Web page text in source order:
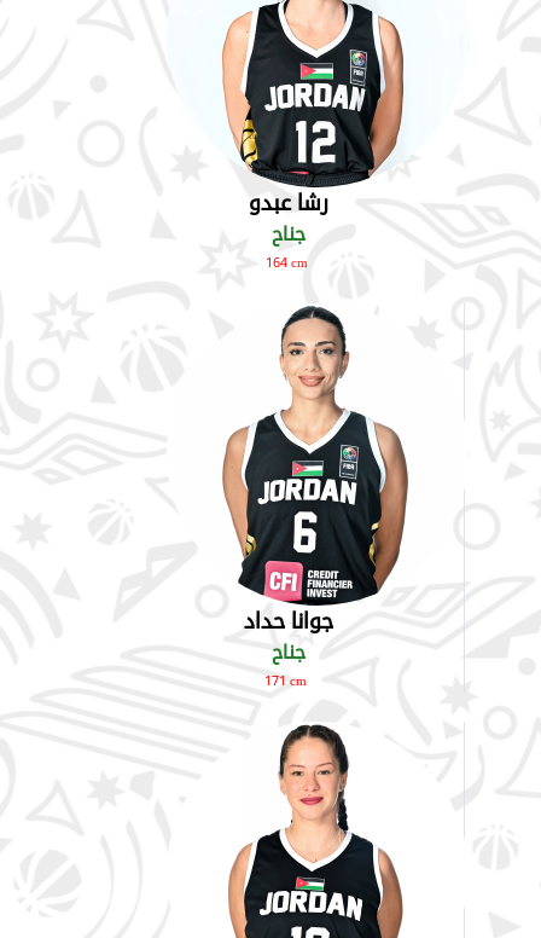
رشا عبدو
جناح
164 cm
جوانا حداد
جناح
171 cm